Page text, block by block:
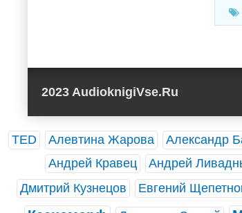
2023 AudioknigiVse.Ru
TED Алевтина Жарова Александр
Андрей Кравец
Андрей
Дмитрий Кузнецов
Евгений